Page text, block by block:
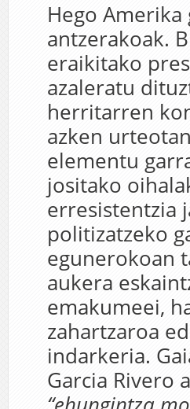
Hego
antzerakoak.
eraikitako
azaleratu
herritarren
azken
elementu
jositako
erresistentzia
politizatzeko
egunerokoan
aukera
emakumeei,
zahartzaroa
indarkeria.
Garcia Rivero